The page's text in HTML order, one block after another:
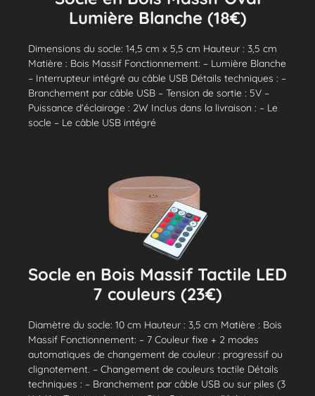
Lumière Blanche (18€)
Dimensions du socle: 14,5 cm x 5,5 cm Hauteur : 3,5 cm
Matière : Bois Massif Fonctionnement: – Lumière Blanche
– Interrupteur intégré au câble USB Détails techniques : –
Branchement par câble USB – Tension de sortie : 5V –
Puissance d’éclairage : 2W Inclus dans la livraison : – Le
socle – Le câble USB intégré
Socle en Bois Massif Tactile LED
7 couleurs (23€)
Diamètre du socle: 10 cm Hauteur : 3,5 cm Matière : Bois
Massif Fonctionnement: – 7 Couleur fixe + 2 modes
automatiques de changement de couleur : progressif ou
clignotement. – Changement de couleurs tactile Détails
techniques : – Branchement par câble USB ou sur piles (3